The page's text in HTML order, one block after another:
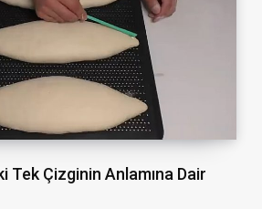
Tek Çizginin Anlamına Dair